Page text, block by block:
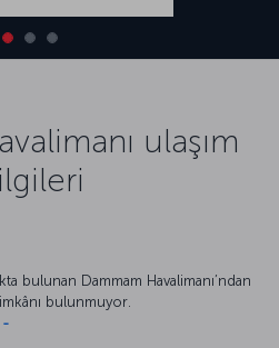
ulaşım
bulunan Dammam Havalimanı’ndan
bulunmuyor.
-